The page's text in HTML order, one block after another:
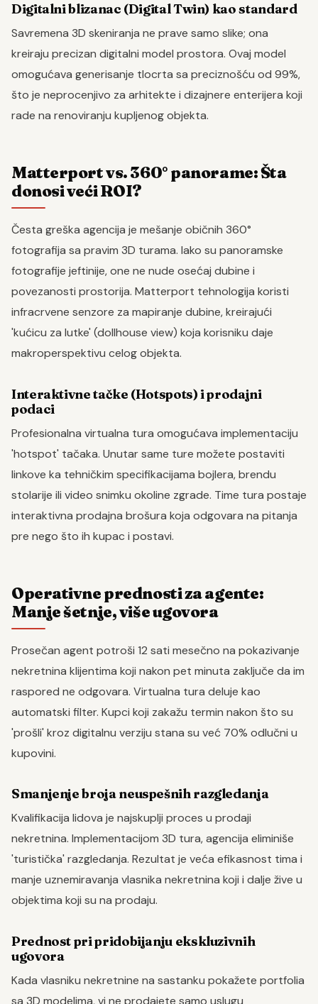
Digitalni blizanac (Digital Twin) kao standard
Savremena 3D skeniranja ne prave samo slike; ona
kreiraju precizan digitalni model prostora. Ovaj model
omogućava generisanje tlocrta sa preciznošću od 99%,
što je neprocenjivo za arhitekte i dizajnere enterijera koji
rade na renoviranju kupljenog objekta.
Matterport vs. 360° panorame: Šta
donosi veći ROI?
Česta greška agencija je mešanje običnih 360°
fotografija sa pravim 3D turama. Iako su panoramske
fotografije jeftinije, one ne nude osećaj dubine i
povezanosti prostorija. Matterport tehnologija koristi
infracrvene senzore za mapiranje dubine, kreirajući
'kućicu za lutke' (dollhouse view) koja korisniku daje
makroperspektivu celog objekta.
Interaktivne tačke (Hotspots) i prodajni
podaci
Profesionalna virtualna tura omogućava implementaciju
'hotspot' tačaka. Unutar same ture možete postaviti
linkove ka tehničkim specifikacijama bojlera, brendu
stolarije ili video snimku okoline zgrade. Time tura postaje
interaktivna prodajna brošura koja odgovara na pitanja
pre nego što ih kupac i postavi.
Operativne prednosti za agente:
Manje šetnje, više ugovora
Prosečan agent potroši 12 sati mesečno na pokazivanje
nekretnina klijentima koji nakon pet minuta zaključe da im
raspored ne odgovara. Virtualna tura deluje kao
automatski filter. Kupci koji zakažu termin nakon što su
'prošli' kroz digitalnu verziju stana su već 70% odlučni u
kupovini.
Smanjenje broja neuspešnih razgledanja
Kvalifikacija lidova je najskuplji proces u prodaji
nekretnina. Implementacijom 3D tura, agencija eliminiše
'turistička' razgledanja. Rezultat je veća efikasnost tima i
manje uznemiravanja vlasnika nekretnina koji i dalje žive u
objektima koji su na prodaju.
Prednost pri pridobijanju ekskluzivnih
ugovora
Kada vlasniku nekretnine na sastanku pokažete portfolia
sa 3D modelima, vi ne prodajete samo uslugu